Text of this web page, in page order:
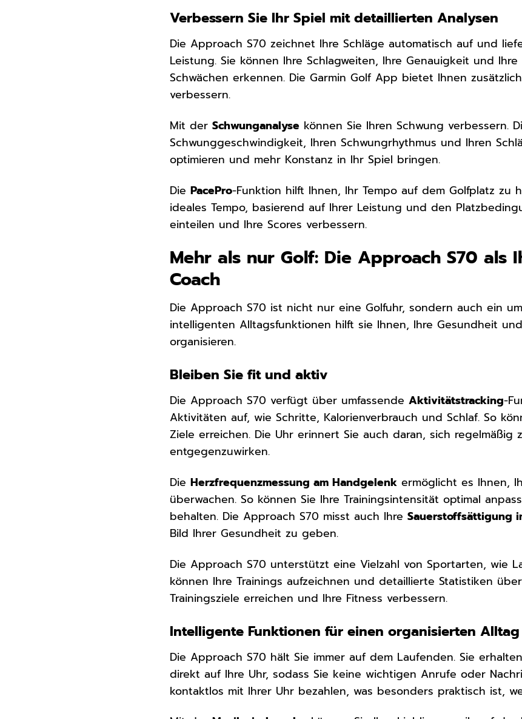
Verbessern Sie Ihr Spiel mit detaillierten Analysen
Die Approach S70 zeichnet Ihre Schläge automatisch auf und
Leistung. Sie können Ihre Schlagweiten, Ihre Genauigkeit und
Schwächen erkennen. Die Garmin Golf App bietet Ihnen
verbessern.
Mit derSchwunganalyse können Sie Ihren Schwung verbessern.
Schwunggeschwindigkeit, Ihren Schwungrhythmus und Ihren
optimieren und mehr Konstanz in Ihr Spiel bringen.
DiePacePro-Funktion hilft Ihnen, Ihr Tempo auf dem Golfplatz zu
ideales Tempo, basierend auf Ihrer Leistung und den
einteilen und Ihre Scores verbessern.
Mehr als nur Golf: Die Approach S70 als
Coach
Die Approach S70 ist nicht nur eine Golfuhr, sondern auch ein
intelligenten Alltagsfunktionen hilft sie Ihnen, Ihre Gesundheit
organisieren.
Bleiben Sie fit und aktiv
Die Approach S70 verfügt über umfassendeAktivitätstracking-
Aktivitäten auf, wie Schritte, Kalorienverbrauch und Schlaf. So
Ziele erreichen. Die Uhr erinnert Sie auch daran, sich
entgegenzuwirken.
DieHerzfrequenzmessung am Handgelenk ermöglicht es Ihnen,
überwachen. So können Sie Ihre Trainingsintensität optimal
behalten. Die Approach S70 misst auch IhreSauerstoffsättigung
Bild Ihrer Gesundheit zu geben.
Die Approach S70 unterstützt eine Vielzahl von Sportarten, wie
können Ihre Trainings aufzeichnen und detaillierte Statistiken
Trainingsziele erreichen und Ihre Fitness verbessern.
Intelligente Funktionen für einen organisierten Alltag
Die Approach S70 hält Sie immer auf dem Laufenden. Sie
direkt auf Ihre Uhr, sodass Sie keine wichtigen Anrufe oder
kontaktlos mit Ihrer Uhr bezahlen, was besonders praktisch ist,